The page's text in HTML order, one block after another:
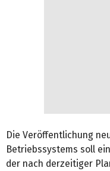
Die Veröffentlichung
Betriebssystems soll
der nach derzeitiger